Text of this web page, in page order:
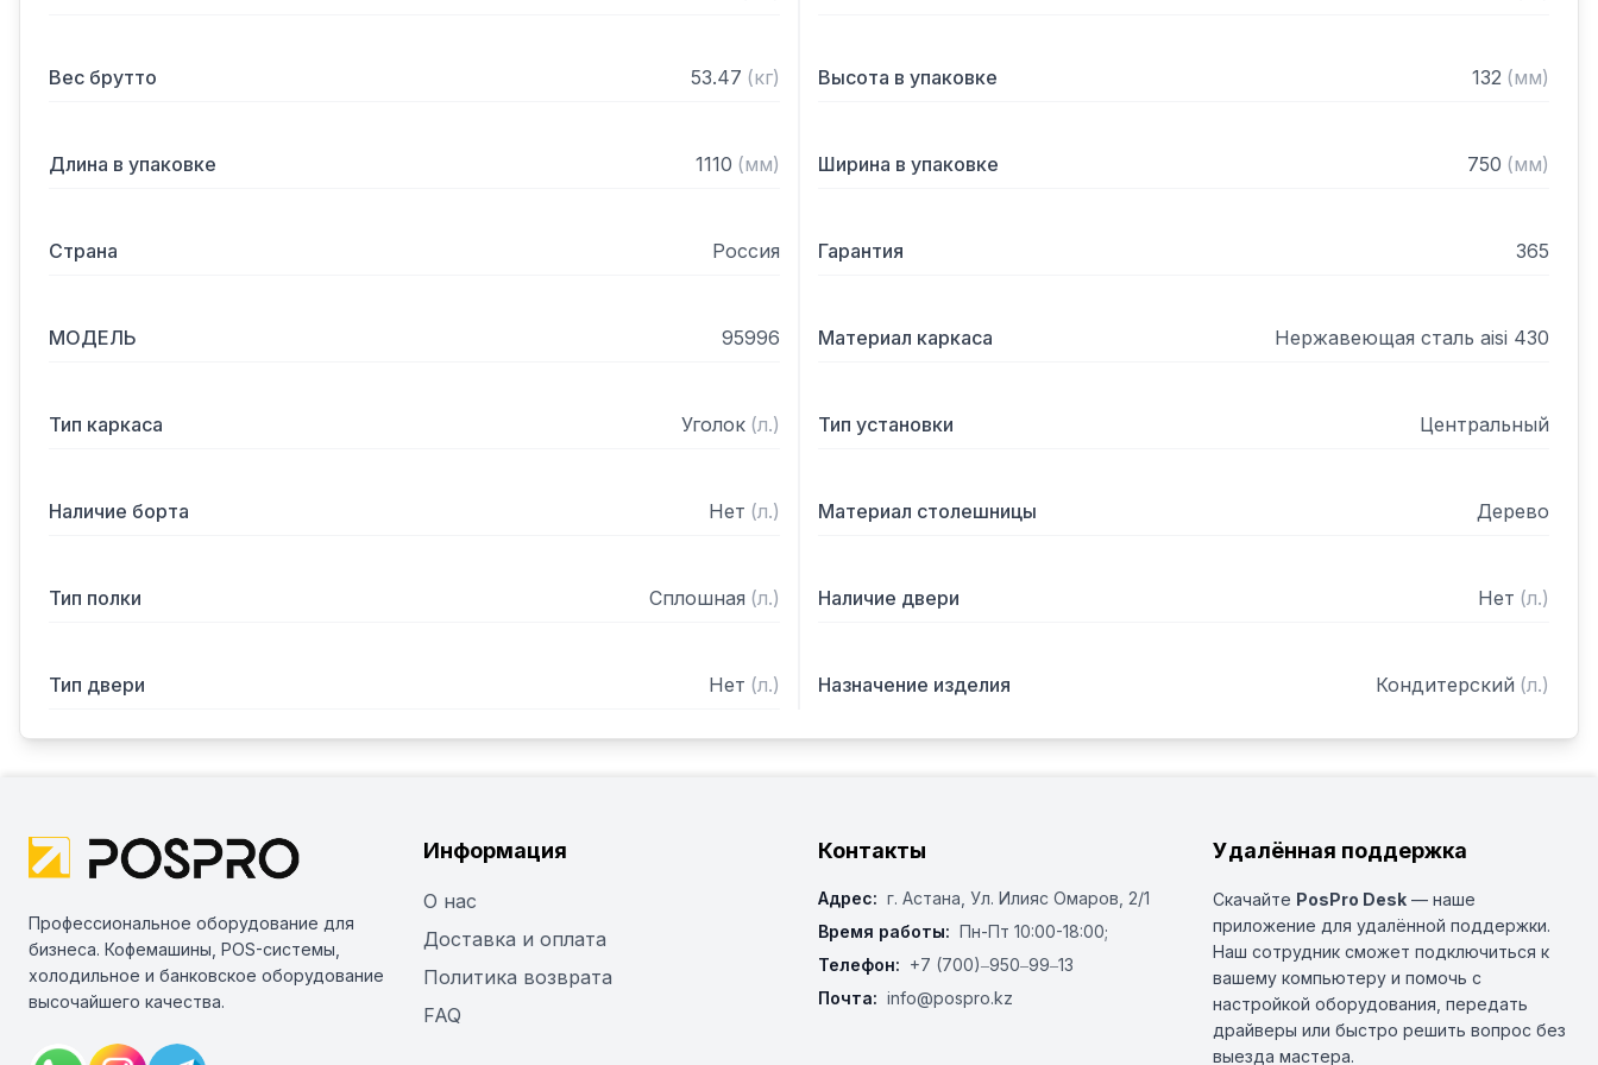
Вес брутто 53.47 (кг) Высота в упаковке 132 (мм)
Длина в упаковке 1110 (мм) Ширина в упаковке 750 (мм)
Страна Россия Гарантия 365
МОДЕЛЬ 95996 Материал каркаса Нержавеющая сталь aisi 430
Тип каркаса Уголок (л.) Тип установки Центральный
Наличие борта Нет (л.) Материал столешницы Дерево
Тип полки Сплошная (л.) Наличие двери Нет (л.)
Тип двери Нет (л.) Назначение изделия Кондитерский (л.)
Профессиональное оборудование для
бизнеса. Кофемашины, POS-системы,
холодильное и банковское оборудование
высочайшего качества.
Информация
О нас
Доставка и оплата
Политика возврата
FAQ
Контакты
Адрес: г. Астана, ​Ул. Илияс Омаров, 2/1
Время работы: Пн-Пт 10:00-18:00;
Телефон: +7 (700)‒950‒99‒13
Почта: info@pospro.kz
Удалённая поддержка
Скачайте PosPro Desk — наше
приложение для удалённой поддержки.
Наш сотрудник сможет подключиться к
вашему компьютеру и помочь с
настройкой оборудования, передать
драйверы или быстро решить вопрос без
выезда мастера.